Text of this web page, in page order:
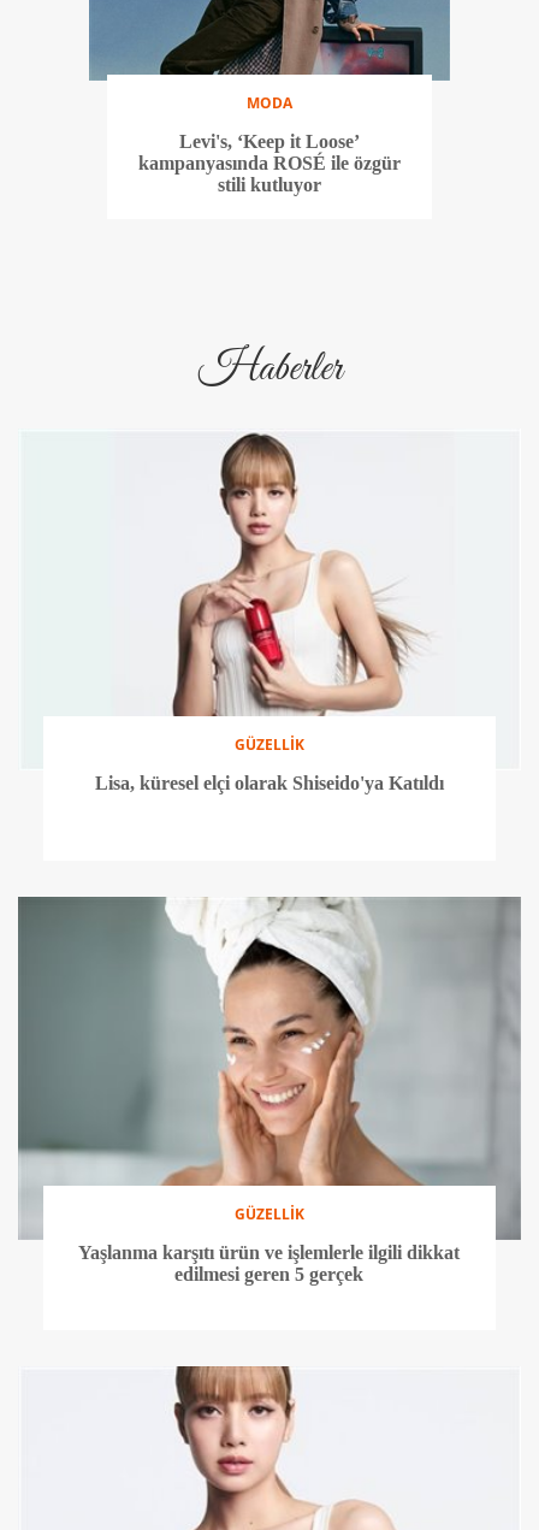
MODA
Levi's, ‘Keep it Loose’
kampanyasında ROSÉ ile özgür
stili kutluyor
Haberler
GÜZELLİK
Lisa, küresel elçi olarak Shiseido'ya Katıldı
GÜZELLİK
Yaşlanma karşıtı ürün ve işlemlerle ilgili dikkat
edilmesi geren 5 gerçek